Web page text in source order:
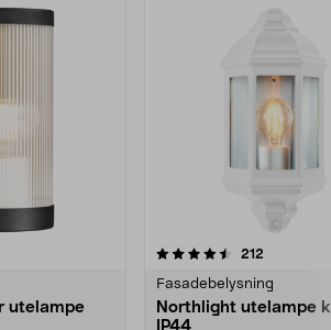
utelampe
212
Fasadebelysning
Northlight utelampe klassisk
IP44
4.5 av 5 stjerner